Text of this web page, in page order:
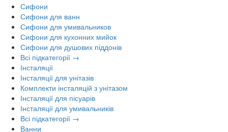
Сифони
Сифони для ванн
Сифони для умивальников
Сифони для кухонних мийок
Сифони для душових піддонів
Всі підкатегорії →
Інсталяції
Інсталяції для унітазів
Комплекти інсталяцій з унітазом
Інсталяції для пісуарів
Інсталяції для умивальників
Всі підкатегорії →
Ванни